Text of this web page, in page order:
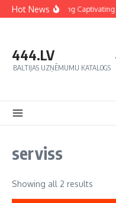
Hot NewsCrafting Captivating
444.LV
BALTIJAS UZŅĒMUMU KATALOGS
serviss
Showing all 2 results